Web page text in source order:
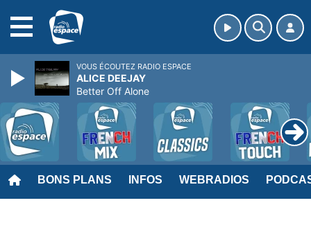
BONS PLANS INFOS WEBRADIOS
VOUS ÉCOUTEZ RADIO ESPACE
ALICE DEEJAY
Better Off Alone